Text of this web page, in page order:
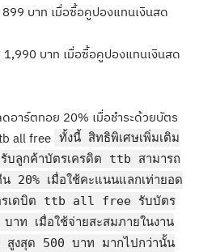
บาท เมื่อซื้อคูปองแทนเงินสด
บาท เมื่อซื้อคูปองแทนเงินสด
อาร์ตทอย 20% เมื่อชำระด้วยบัตร
all free ทั้งนี้ สิทธิพิเศษเพิ่มเติม
รับลูกค้าบัตรเครดิต ttb สามารถ
20% เมื่อใช้คะแนนแลกเท่ายอด
ตรเดบิต ttb all free รับบัตร
ท เมื่อใช้จ่ายสะสมภายในงาน
งสุด 500 บาท มากไปกว่านั้น